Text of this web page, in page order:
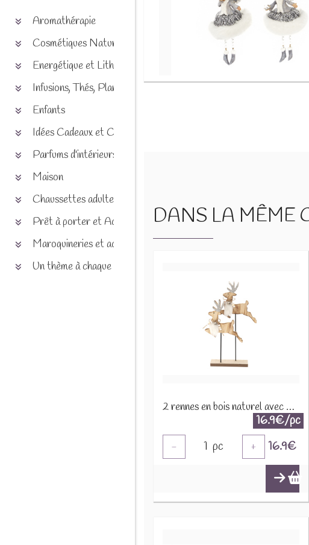
Aromathérapie
Cosmétiques Naturels
Energétique et Lithothérapie
Infusions, Thés, Plantes et produits naturels
Enfants
Idées Cadeaux et Chèques
Parfums d'intérieurs
Maison
Chaussettes adultes et enfants
Prêt à porter et Accessoires
Maroquineries et accessoires
Un thème à chaque saison
DANS LA MÊME
2 rennes en bois naturel avec argent, sur pied en bois H 33,5 2653-B
16.9€/pc
- 1 pc + 16.9€